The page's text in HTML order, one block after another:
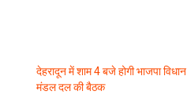
देहरादून में शाम 4 बजे होगी भाजपा विधान
मंडल दल की बैठक